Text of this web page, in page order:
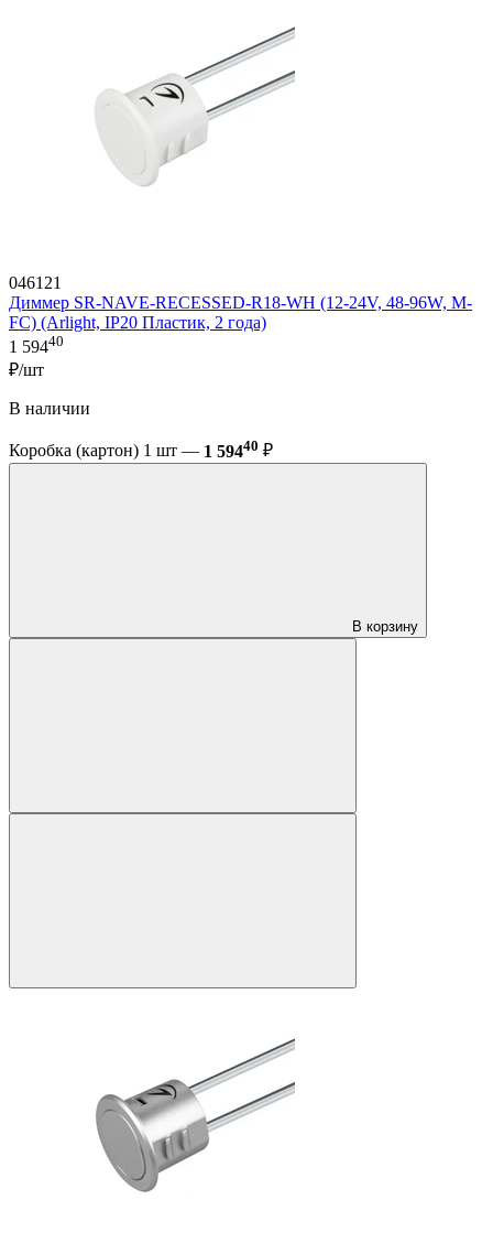
046121
Диммер SR-NAVE-RECESSED-R18-WH (12-24V, 48-96W, M-
FC) (Arlight, IP20 Пластик, 2 года)
1 59440
₽/шт
В наличии
Коробка (картон) 1 шт — 1 59440 ₽
В корзину